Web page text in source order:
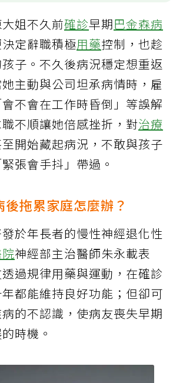
姐不久前確診早期巴金森病
定辭職積極用藥控制，也趁
子。不久後病況穩定想重返
主動與公司坦承病情時，雇
不會在工作時昏倒」等誤解
不順讓她倍感挫折，對治療
開始藏起病況，不敢與孩子
張會手抖」帶過。
後拖累家庭怎麼辦？
於年長者的慢性神經退化性
神經部主治醫師朱永載表
過規律用藥與運動，在確診
都能維持良好功能；但卻可
的不認識，使病友喪失早期
時機。